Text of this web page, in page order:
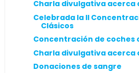
Charla divulgativa acerca
Celebrada la II
Clásicos
Concentración de coches
Charla divulgativa acerca
Donaciones de sangre